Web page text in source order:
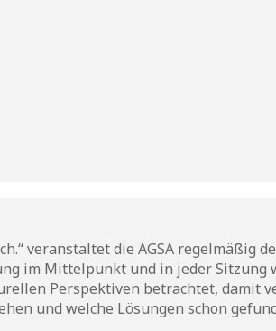
veranstaltet die AGSA regelmäßig
im Mittelpunkt und in jeder Sitzung
Perspektiven betrachtet, damit
und welche Lösungen schon